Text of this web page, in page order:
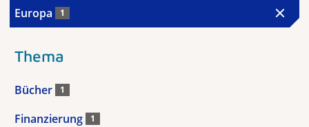
Europa 1
Thema
Bücher 1
Finanzierung 1